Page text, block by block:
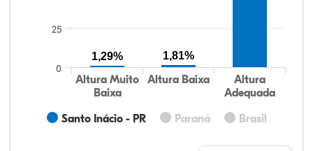
Santo Inácio - PR Paraná Brasil
Altura Muito
Baixa
Altura Baixa
Altura
Adequada
0
25
1,29% 1,81%